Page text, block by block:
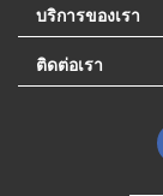
บริการของเรา
ติดต่อเรา